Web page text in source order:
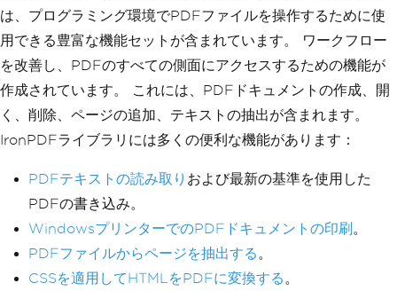
は、プログラミング環境でPDFファイルを操作するために使
用できる豊富な機能セットが含まれています。 ワークフロー
を改善し、PDFのすべての側面にアクセスするための機能が
作成されています。 これには、PDFドキュメントの作成、開
く、削除、ページの追加、テキストの抽出が含まれます。
IronPDFライブラリには多くの便利な機能があります：
PDFテキストの読み取り および最新の基準を使用した
PDFの書き込み。
WindowsプリンターでのPDFドキュメントの印刷 。
PDFファイルからページを抽出する。
CSSを適用してHTMLをPDFに変換する。